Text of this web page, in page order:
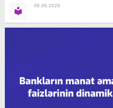
06.08.2026